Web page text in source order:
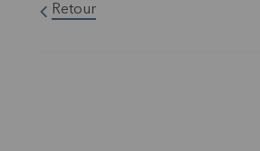
Retour